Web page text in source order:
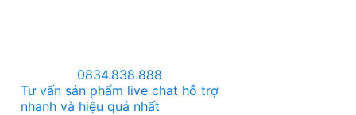
0834.838.888
Tư vấn sản phẩm live chat hỗ trợ
nhanh và hiệu quả nhất